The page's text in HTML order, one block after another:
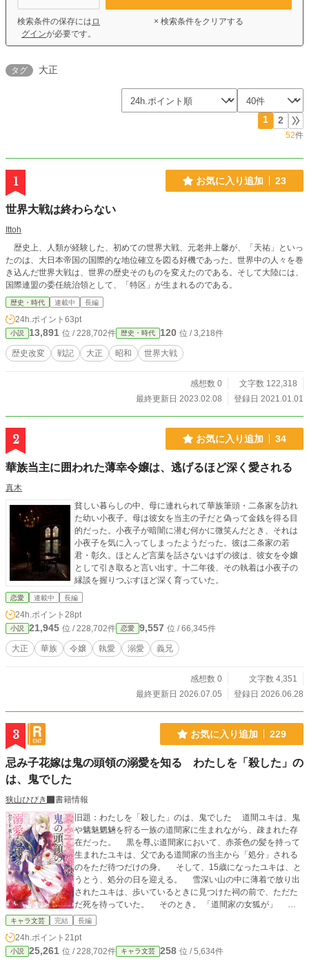
検索条件の保存には ロ
グインが必要です。
× 検索条件をクリアする
タグ 大正
1 2
52件
1 お気に入り追加 23
世界大戦は終わらない
Ittoh
歴史上、人類が経験した、初めての世界大戦、元老井上馨が、「天祐」といっ
たのは、大日本帝国の国際的な地位確立を図る好機であった。世界中の人々を巻
き込んだ世界大戦は、世界の歴史そのものを変えたのである。そして大陸には、
国際連盟の委任統治領として、「特区」が生まれるのである。
歴史・時代 連載中 長編
24h.ポイント 63pt
小説 13,891 位 / 228,702件 歴史・時代 120 位 / 3,218件
歴史改変 戦記 大正 昭和 世界大戦
感想数 0
文字数 122,318
最終更新日 2023.02.08
登録日 2021.01.01
2 お気に入り追加 34
華族当主に囲われた薄幸令嬢は、逃げるほど深く愛される
真木
貧しい暮らしの中、母に連れられて華族筆頭・二条家を訪れ
た幼い小夜子。母は彼女を当主の子だと偽って金銭を得る目
的だった。小夜子が暗闇に潜む何かに微笑んだとき、それは
小夜子を気に入ってしまったようだった。彼は二条家の若
君・彰久。ほとんど言葉を話さないはずの彼は、彼女を令嬢
として引き取ると言い出す。十二年後、その執着は小夜子の
縁談を握りつぶすほど深く育っていた。
恋愛 連載中 長編
24h.ポイント 28pt
小説 21,945 位 / 228,702件 恋愛 9,557 位 / 66,345件
大正 華族 令嬢 執愛 溺愛 義兄
感想数 0
文字数 4,351
最終更新日 2026.07.05
登録日 2026.06.28
3 お気に入り追加 229
忌み子花嫁は鬼の頭領の溺愛を知る わたしを「殺した」の
は、鬼でした
狭山ひびき
書籍情報
旧題：わたしを「殺した」のは、鬼でした 道間ユキは、鬼
や魑魅魍魎を狩る一族の道間家に生まれながら、疎まれた存
在だった。 黒を尊ぶ道間家において、赤茶色の髪を持って
生まれたユキは、父である道間家の当主から「処分」される
のをただ待つだけの身。 そして、15歳になったユキは、と
うとう、処分の日を迎える。 雪深い山の中に薄着で放り出
されたユキは、歩いているときに見つけた祠の前で、ただた
だ死を待っていた。 そのとき。 「道間家の女狐が」 ユ
キの目の前に現れたのは、鬼の棟梁、暁月千早。 千早は、
キは、鬼の暮らす隠れ里で目を覚ます。 ユキを「殺した」
鬼、千早は、彼女に向かって告げた。 「お前は、もはや道
キャラ文芸 完結 長編
24h.ポイント 21pt
小説 25,261 位 / 228,702件 キャラ文芸 258 位 / 5,634件